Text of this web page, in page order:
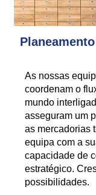
As nossas
coordenam o
mundo
asseguram um
as mercadorias
equipa com a
capacidade de
estratégico.
possibilidades.